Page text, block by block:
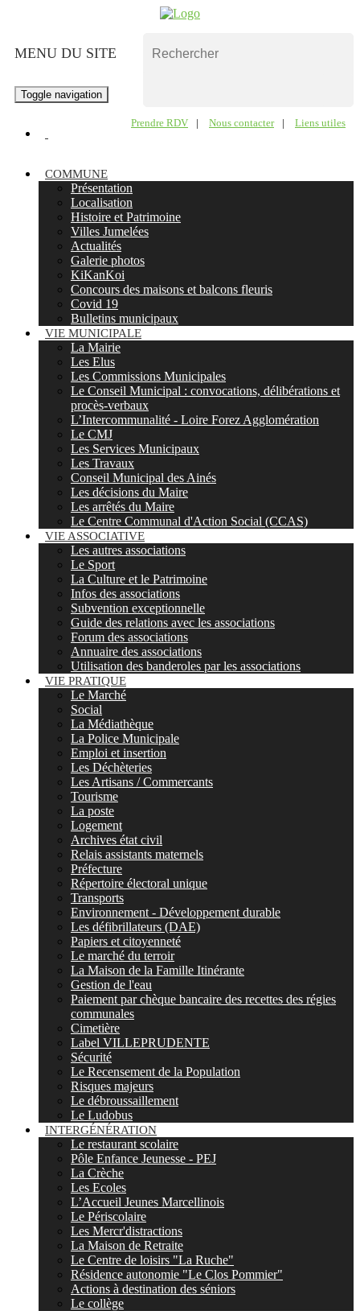
Prendre RDV | Nous contacter | Liens utiles
MENU DU SITE
Toggle navigation
COMMUNE
Présentation
Localisation
Histoire et Patrimoine
Villes Jumelées
Actualités
Galerie photos
KiKanKoi
Concours des maisons et balcons fleuris
Covid 19
Bulletins municipaux
VIE MUNICIPALE
La Mairie
Les Elus
Les Commissions Municipales
Le Conseil Municipal : convocations, délibérations et
procès-verbaux
L’Intercommunalité - Loire Forez Agglomération
Le CMJ
Les Services Municipaux
Les Travaux
Conseil Municipal des Ainés
Les décisions du Maire
Les arrêtés du Maire
Le Centre Communal d'Action Social (CCAS)
VIE ASSOCIATIVE
Les autres associations
Le Sport
La Culture et le Patrimoine
Infos des associations
Subvention exceptionnelle
Guide des relations avec les associations
Forum des associations
Annuaire des associations
Utilisation des banderoles par les associations
VIE PRATIQUE
Le Marché
Social
La Médiathèque
La Police Municipale
Emploi et insertion
Les Déchèteries
Les Artisans / Commercants
Tourisme
La poste
Logement
Archives état civil
Relais assistants maternels
Préfecture
Répertoire électoral unique
Transports
Environnement - Développement durable
Les défibrillateurs (DAE)
Papiers et citoyenneté
Le marché du terroir
La Maison de la Famille Itinérante
Gestion de l'eau
Paiement par chèque bancaire des recettes des régies
communales
Cimetière
Label VILLEPRUDENTE
Sécurité
Le Recensement de la Population
Risques majeurs
Le débroussaillement
Le Ludobus
INTERGÉNÉRATION
Le restaurant scolaire
Pôle Enfance Jeunesse - PEJ
La Crèche
Les Ecoles
L’Accueil Jeunes Marcellinois
Le Périscolaire
Les Mercr'distractions
La Maison de Retraite
Le Centre de loisirs "La Ruche"
Résidence autonomie "Le Clos Pommier"
Actions à destination des séniors
Le collège